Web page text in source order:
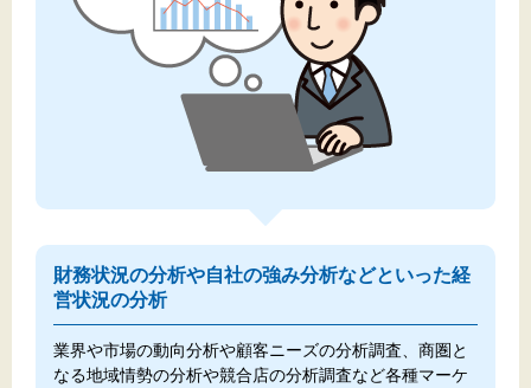
財務状況の分析や自社の強み分析などといった経
営状況の分析
業界や市場の動向分析や顧客ニーズの分析調査、商圏と
なる地域情勢の分析や競合店の分析調査など各種マーケ